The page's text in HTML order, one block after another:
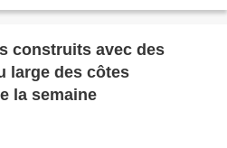
construits avec des
large des côtes
la semaine